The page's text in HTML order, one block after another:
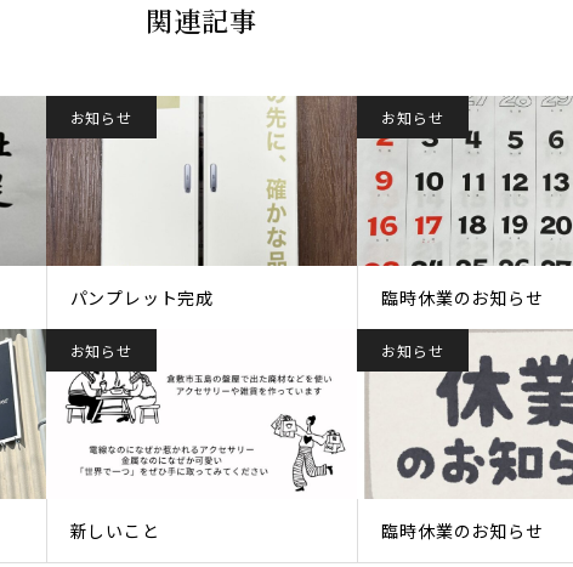
関連記事
お知らせ
パンプレット完成
お知らせ
臨時休業のお知らせ
お知らせ
新しいこと
お知らせ
臨時休業のお知らせ